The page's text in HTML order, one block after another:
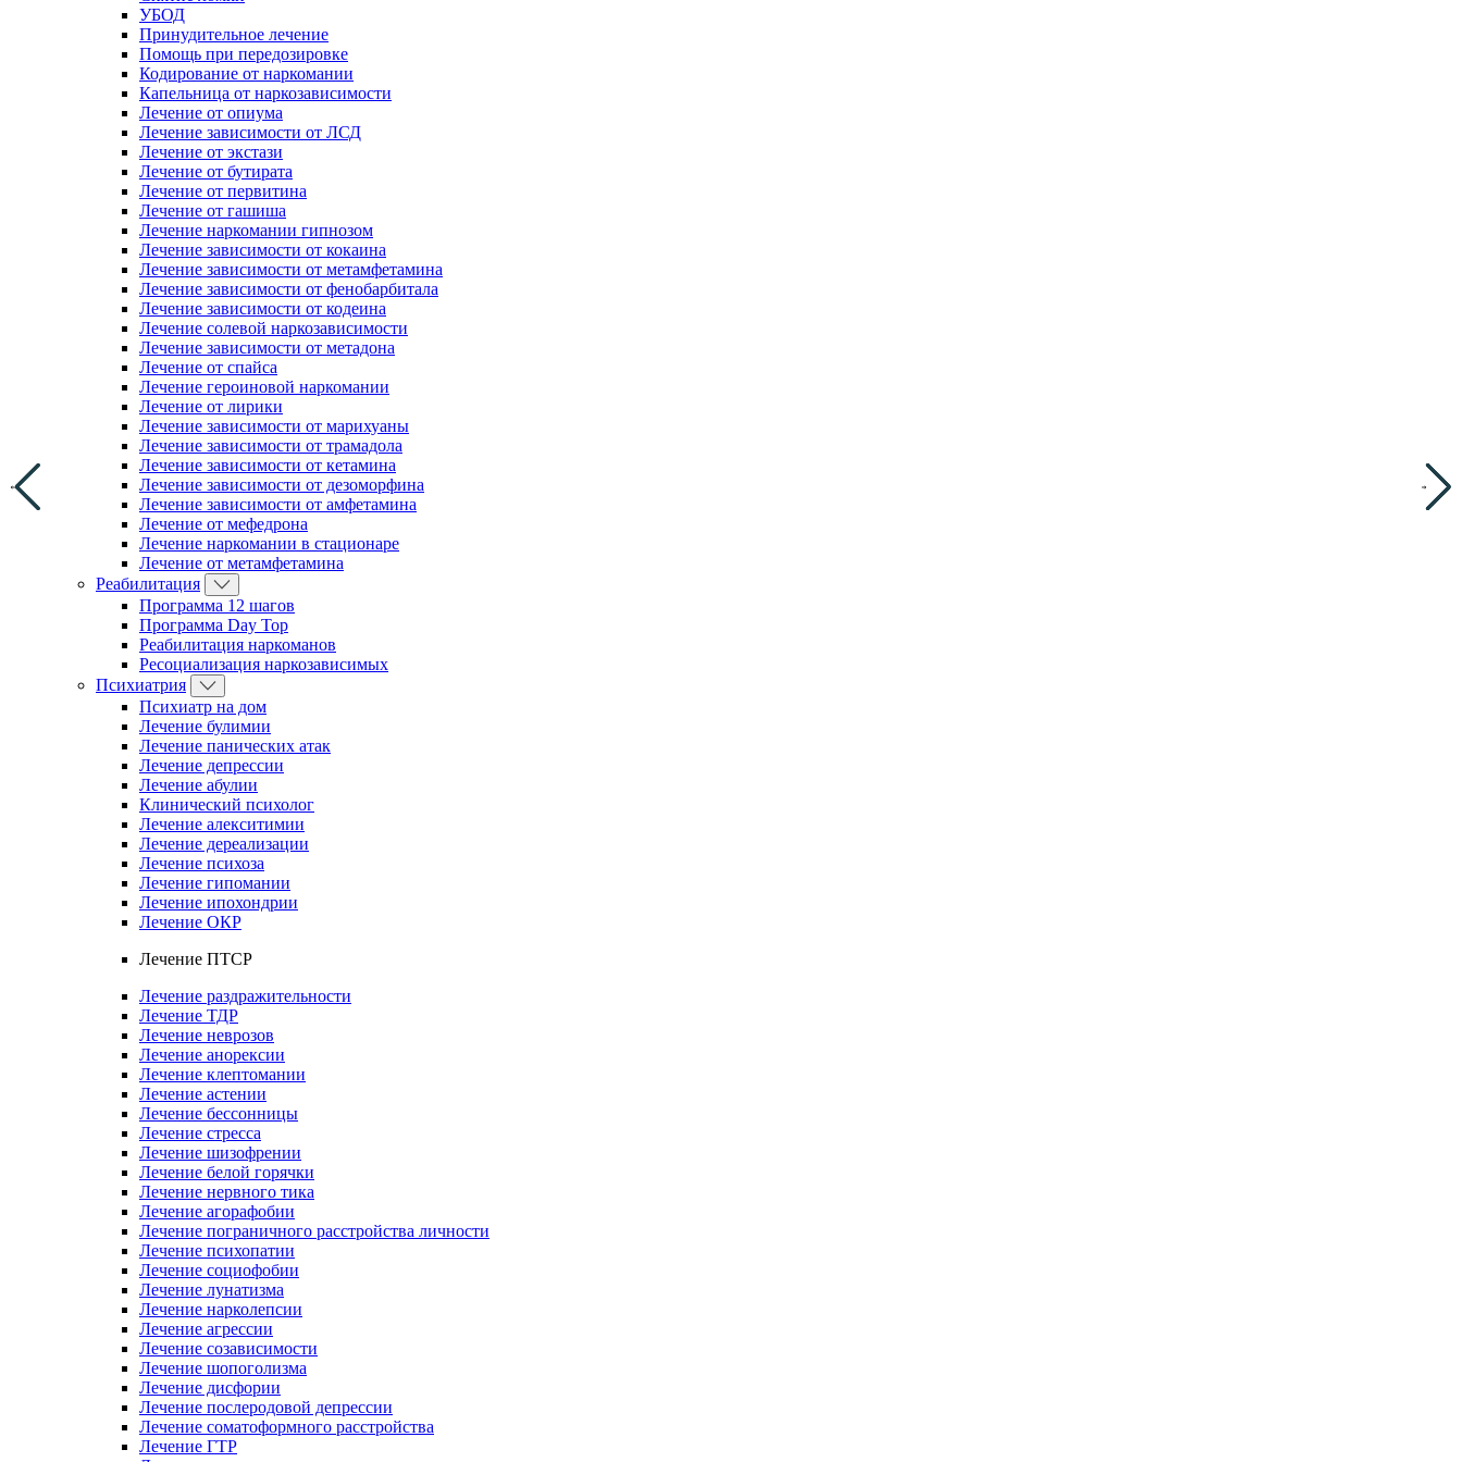
УБОД
Принудительное лечение
Помощь при передозировке
Кодирование от наркомании
Капельница от наркозависимости
Лечение от опиума
Лечение зависимости от ЛСД
Лечение от экстази
Лечение от бутирата
Лечение от первитина
Лечение от гашиша
Лечение наркомании гипнозом
Лечение зависимости от кокаина
Лечение зависимости от метамфетамина
Лечение зависимости от фенобарбитала
Лечение зависимости от кодеина
Лечение солевой наркозависимости
Лечение зависимости от метадона
Лечение от спайса
Лечение героиновой наркомании
Лечение от лирики
Лечение зависимости от марихуаны
Лечение зависимости от трамадола
Лечение зависимости от кетамина
Лечение зависимости от дезоморфина
Лечение зависимости от амфетамина
Лечение от мефедрона
Лечение наркомании в стационаре
Лечение от метамфетамина
Реабилитация
Программа 12 шагов
Программа Day Top
Реабилитация наркоманов
Ресоциализация наркозависимых
Психиатрия
Психиатр на дом
Лечение булимии
Лечение панических атак
Лечение депрессии
Лечение абулии
Клинический психолог
Лечение алекситимии
Лечение дереализации
Лечение психоза
Лечение гипомании
Лечение ипохондрии
Лечение ОКР
Лечение ПТСР
Лечение раздражительности
Лечение ТДР
Лечение неврозов
Лечение анорексии
Лечение клептомании
Лечение астении
Лечение бессонницы
Лечение стресса
Лечение шизофрении
Лечение белой горячки
Лечение нервного тика
Лечение агорафобии
Лечение пограничного расстройства личности
Лечение психопатии
Лечение социофобии
Лечение лунатизма
Лечение нарколепсии
Лечение агрессии
Лечение созависимости
Лечение шопоголизма
Лечение дисфории
Лечение послеродовой депрессии
Лечение соматоформного расстройства
Лечение ГТР